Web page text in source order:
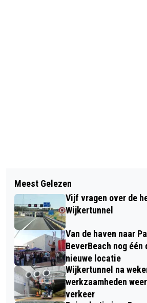
KUNSTFESTIVAL EZELS
AFGELAST
YOUP VAN 'T HEK
CORONAVIRUS
Meest Gelezen
Vijf vragen over de
Wijkertunnel
Van de haven naar
BeverBeach nog één
nieuwe locatie
Wijkertunnel na
werkzaamheden
verkeer